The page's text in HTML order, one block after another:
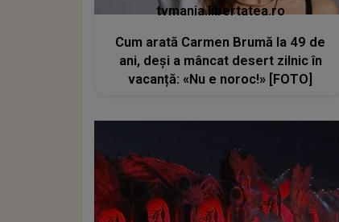
tvmania.libertatea.ro
Cum arată Carmen Brumă la 49 de
ani, deși a mâncat desert zilnic în
vacanță: «Nu e noroc!» [FOTO]